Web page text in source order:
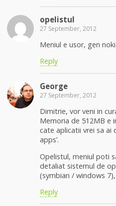
opelistul
27 September, 2012
Meniul e usor, gen
Reply
George
27 September, 2012
Dimitrie, vor veni in
Memoria de 512MB e
cate aplicatii vrei sa ai
apps’.
Opelistul, meniul poti
detaliat sistemul de
(symbian / windows
Reply